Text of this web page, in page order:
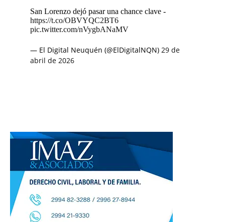
San Lorenzo dejó pasar una chance clave -
https://t.co/OBVYQC2BT6
pic.twitter.com/nVygbANaMV
— El Digital Neuquén (@ElDigitalNQN) 29 de
abril de 2026